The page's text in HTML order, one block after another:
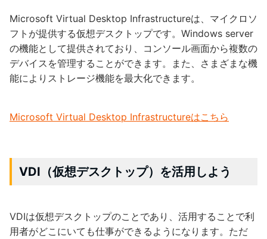
Microsoft Virtual Desktop Infrastructureは、マイクロソ
フトが提供する仮想デスクトップです。Windows server
の機能として提供されており、コンソール画面から複数の
デバイスを管理することができます。また、さまざまな機
能によりストレージ機能を最大化できます。
Microsoft Virtual Desktop Infrastructureはこちら
VDI（仮想デスクトップ）を活用しよう
VDIは仮想デスクトップのことであり、活用することで利
用者がどこにいても仕事ができるようになります。ただ